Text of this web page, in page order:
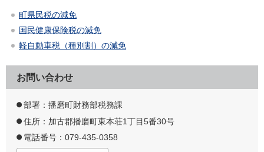
町県民税の減免
国民健康保険税の減免
軽自動車税（種別割）の減免
お問い合わせ
部署：播磨町財務部税務課
住所：加古郡播磨町東本荘1丁目5番30号
電話番号：079-435-0358